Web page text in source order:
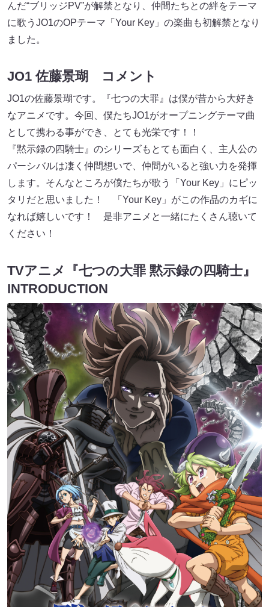
んだ“ブリッジPV”が解禁となり、仲間たちとの絆をテーマ
に歌うJO1のOPテーマ「Your Key」の楽曲も初解禁となり
ました。
JO1 佐藤景瑚 コメント
JO1の佐藤景瑚です。『七つの大罪』は僕が昔から大好き
なアニメです。今回、僕たちJO1がオープニングテーマ曲
として携わる事ができ、とても光栄です！！
『黙示録の四騎士』のシリーズもとても面白く、主人公の
パーシバルは凄く仲間想いで、仲間がいると強い力を発揮
します。そんなところが僕たちが歌う「Your Key」にピッ
タリだと思いました！ 「Your Key」がこの作品のカギに
なれば嬉しいです！ 是非アニメと一緒にたくさん聴いて
ください！
TVアニメ『七つの大罪 黙示録の四騎士』
INTRODUCTION